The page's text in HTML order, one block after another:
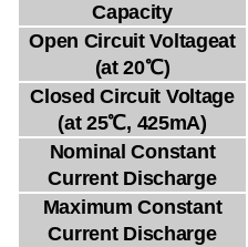
Capacity
Open Circuit Voltageat
(at 20℃)
Closed Circuit Voltage
(at 25℃, 425mA)
Nominal Constant
Current Discharge
Maximum Constant
Current Discharge